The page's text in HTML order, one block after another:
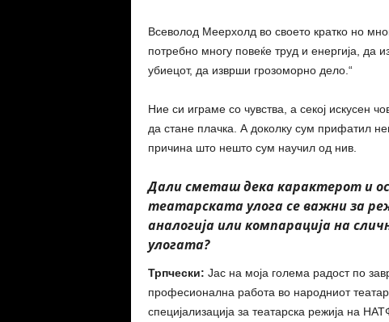
Всеволод Меерхолд во своето кратко но
потребно многу повеќе труд и енергија, да
убиецот, да изврши грозоморно дело.“
Ние си играме со чувства, а секој искусен
да стане плачка. А доколку сум прифатил
причина што нешто сум научил од нив.
Дали сметаш дека карактерот и
театарската улога се важни за
аналогија или компарација на
улогата?
Трпчески: Јас на моја голема радост по
професионална работа во народниот
специјализација за театарска режија на